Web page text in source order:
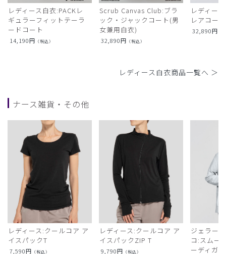
レディース白衣:PACKレ
ギュラーフィットテーラ
ードコート
14,190円 （税込）
Scrub Canvas Club:ブラ
ック・ジャックコート(男
女兼用白衣)
32,890円 （税込）
レディー
レアコート
32,890円
レディース白衣商品一覧へ ＞
ナース雑貨・その他
レディース:クールコア ア
イスパックT
7,590円 （税込）
レディース:クールコア ア
イスパックZIP T
9,790円 （税込）
ジェラー
コ:スムー
ーディガン